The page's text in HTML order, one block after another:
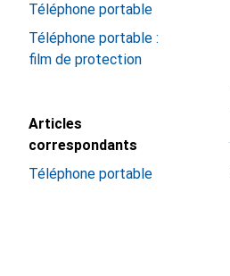
Téléphone portable
Téléphone portable :
film de protection
Articles
correspondants
Téléphone portable